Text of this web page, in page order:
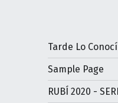
Tarde Lo
Sample Page
RUBÍ 2020 -